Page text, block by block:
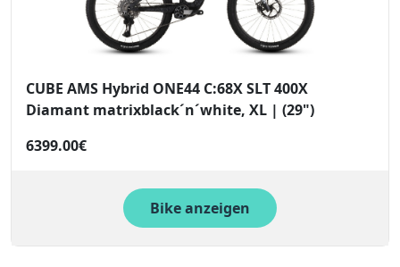
CUBE AMS Hybrid ONE44 C:68X SLT 400X
Diamant matrixblack´n´white, XL | (29")
6399.00€
Bike anzeigen